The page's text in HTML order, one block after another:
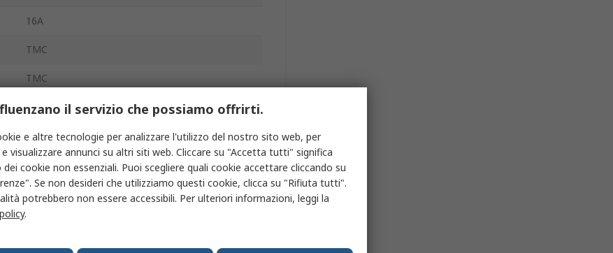
16A
TMC
TMC
2
25mm
Guida DIN
Vite
il servizio che possiamo offrirti.
e altre tecnologie per analizzare l'utilizzo del nostro sito web, per
visualizzare annunci su altri siti web. Cliccare su "Accetta tutti" significa
cookie non essenziali. Puoi scegliere quali cookie accettare cliccando su
Se non desideri che utilizziamo questi cookie, clicca su "Rifiuta tutti".
potrebbero non essere accessibili. Per ulteriori informazioni, leggi la
.